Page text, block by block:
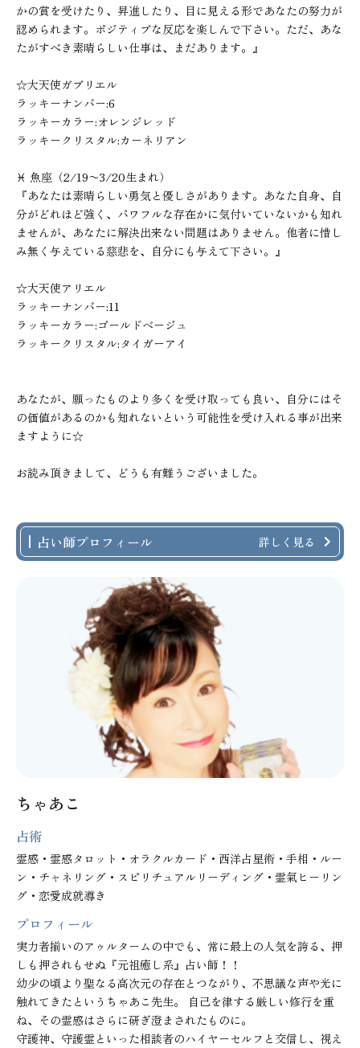
かの賞を受けたり、昇進したり、目に見える形であなたの努力が
認められます。ポジティブな反応を楽しんで下さい。ただ、あな
たがすべき素晴らしい仕事は、まだあります。』
☆大天使ガブリエル
ラッキーナンバー:6
ラッキーカラー:オレンジレッド
ラッキークリスタル:カーネリアン
♓︎ 魚座（2/19〜3/20生まれ）
『あなたは素晴らしい勇気と優しさがあります。あなた自身、自
分がどれほど強く、パワフルな存在かに気付いていないかも知れ
ませんが、あなたに解決出来ない問題はありません。他者に惜し
み無く与えている慈悲を、自分にも与えて下さい。』
☆大天使アリエル
ラッキーナンバー:11
ラッキーカラー:ゴールドベージュ
ラッキークリスタル:タイガーアイ
あなたが、願ったものより多くを受け取っても良い、自分にはそ
の価値があるのかも知れないという可能性を受け入れる事が出来
ますように☆
お読み頂きまして、どうも有難うございました。
占い師プロフィール 詳しく見る
ちゃあこ
占術
霊感・霊感タロット・オラクルカード・西洋占星術・手相・ルー
ン・チャネリング・スピリチュアルリーディング・霊氣ヒーリン
グ・恋愛成就導き
プロフィール
実力者揃いのアゥルタームの中でも、常に最上の人気を誇る、押
しも押されもせぬ『元祖癒し系』占い師！！
幼少の頃より聖なる高次元の存在とつながり、不思議な声や光に
触れてきたというちゃあこ先生。 自己を律する厳しい修行を重
ね、その霊感はさらに研ぎ澄まされたものに。
守護神、守護霊といった相談者のハイヤーセルフと交信し、視え